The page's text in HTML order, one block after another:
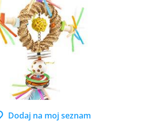
Dodaj na moj seznam